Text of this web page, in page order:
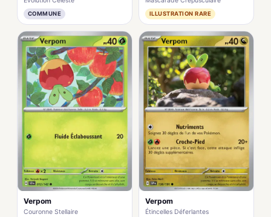
COMMUNE ILLUSTRATION RARE
Verpom
Couronne Stellaire
Verpom
Étincelles Déferlantes